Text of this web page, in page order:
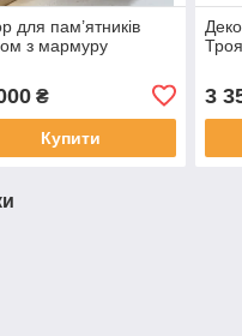
для пам’ятників
з мармуру
₴
Купити
3